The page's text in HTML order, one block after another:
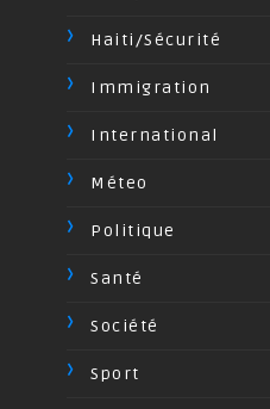
Haiti/Sécurité
Immigration
International
Méteo
Politique
Santé
Société
Sport